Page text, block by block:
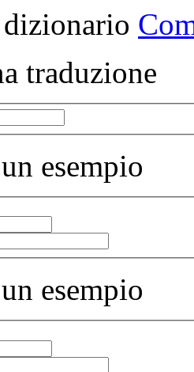
traduzione
esempio
esempio